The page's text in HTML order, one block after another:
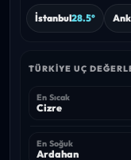
İstanbul28.5°
TÜRKIYE UÇ
En Sıcak
Cizre
En Soğuk
Ardahan